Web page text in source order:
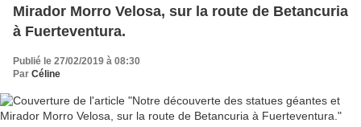
Mirador Morro Velosa, sur la route de Betancuria
à Fuerteventura.
Publié le 27/02/2019 à 08:30
Par Céline